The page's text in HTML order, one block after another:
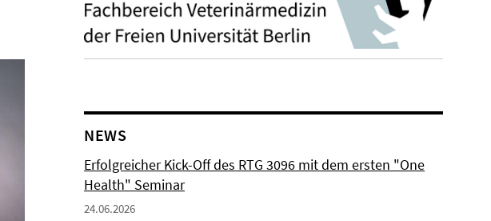
NEWS
Erfolgreicher Kick-Off des RTG 3096 mit dem ersten "One
Health" Seminar
24.06.2026